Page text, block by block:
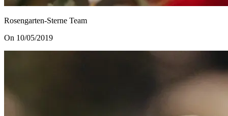
Rosengarten-Sterne Team
On 10/05/2019